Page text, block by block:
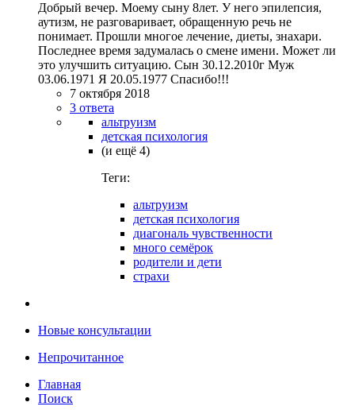
Добрый вечер. Моему сыну 8лет. У него эпилепсия,
аутизм, не разговаривает, обращенную речь не
понимает. Прошли многое лечение, диеты, знахари.
Последнее время задумалась о смене имени. Может ли
это улучшить ситуацию. Сын 30.12.2010г Муж
03.06.1971 Я 20.05.1977 Спасибо!!!
7 октября 2018
3 ответа
альтруизм
детская психология
(и ещё 4)
Теги:
альтруизм
детская психология
диагональ чувственности
много семёрок
родители и дети
страхи
Новые консультации
Непрочитанное
Главная
Поиск